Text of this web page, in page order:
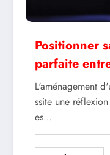
Positionner
parfaite
de
L'aménagement
ssite une
es…